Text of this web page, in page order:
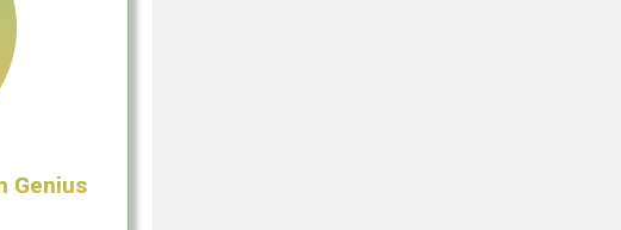
Genius